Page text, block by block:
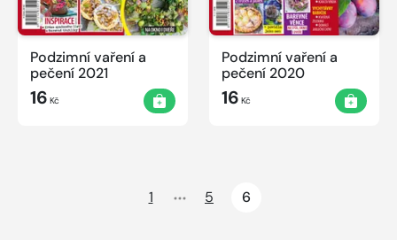
Podzimní vaření a
pečení 2021
16 Kč
Podzimní vaření a
pečení 2020
16 Kč
1 5 6